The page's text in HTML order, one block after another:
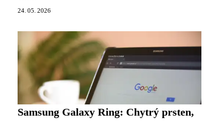
24. 05. 2026
Samsung Galaxy Ring: Chytrý prsten,